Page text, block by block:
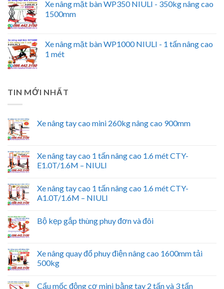
Xe nâng mặt bàn WP350 NIULI - 350kg nâng cao
1500mm
Xe nâng mặt bàn WP1000 NIULI - 1 tấn nâng cao
1 mét
TIN MỚI NHẤT
Xe nâng tay cao mini 260kg nâng cao 900mm
Xe nâng tay cao 1 tấn nâng cao 1.6 mét CTY-
E1.0T/1.6M – NIULI
Xe nâng tay cao 1 tấn nâng cao 1.6 mét CTY-
A1.0T/1.6M – NIULI
Bộ kẹp gắp thùng phuy đơn và đôi
Xe nâng quay đổ phuy điện nâng cao 1600mm tải
500kg
Cẩu mốc động cơ mini bằng tay 2 tấn và 3 tấn